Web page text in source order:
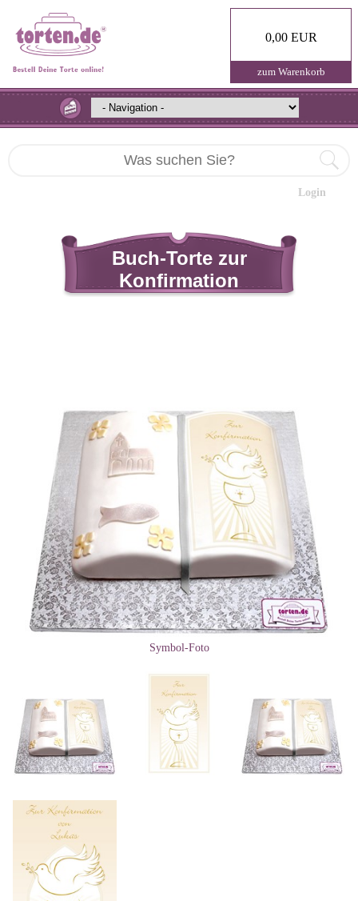
0,00 EUR
zum Warenkorb
Login
Buch-Torte zur
Konfirmation
Symbol-Foto